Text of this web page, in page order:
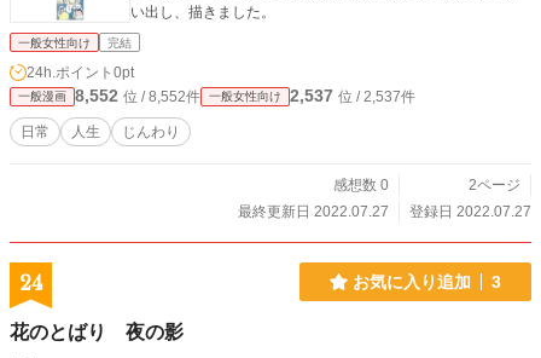
い出し、描きました。
一般女性向け 完結
24h.ポイント 0pt
一般漫画 8,552 位 / 8,552件 一般女性向け 2,537 位 / 2,537件
日常 人生 じんわり
感想数 0
2ページ
最終更新日 2022.07.27
登録日 2022.07.27
24 お気に入り追加 3
花のとばり 夜の影